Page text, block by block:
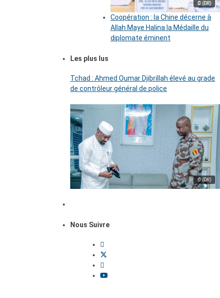
© (DR)
Coopération : la Chine décerne à
Allah Maye Halina la Médaille du
diplomate éminent
Les plus lus
Tchad : Ahmed Oumar Djibrillah élevé au grade
de contrôleur général de police
© (DR)
Nous Suivre